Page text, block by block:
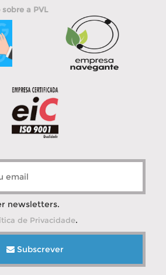
a PVL
newsletters.
de Privacidade.
Subscrever